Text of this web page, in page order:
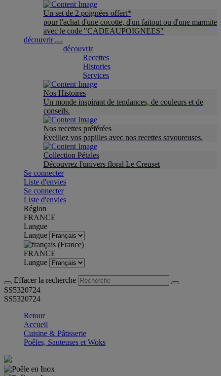
Un set de 2 poignées offert*
pour l'achat d'une cocotte, d'un faitout ou d'une marmite
avec le code "CADEAUPOIGNEES"
découvrir
découvrir
Recettes
Histories
Services
Nos Histoires
Un monde inspirant de tendances, de couleurs et de
conseils.
Nos recettes préférées
Éveillez vos papilles avec nos recettes savoureuses.
Collection Pétales
Découvrez l'univers floral Le Creuset
Se connecter
Liste d'envies
Se connecter
Liste d'envies
Région
FRANCE
Langue
Langue
FRANCE
Langue
Effacer la recherche
SS5320724
SS5320724
Retour
Accueil
Cuisine & Pâtisserie
Poêles, Sauteuses et Woks